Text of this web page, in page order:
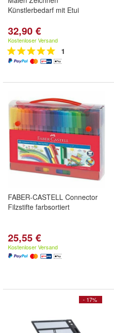
Künstlerbedarf mit Etui
32,90 €
Kostenloser Versand
1
FABER-CASTELL Connector
Filzstifte farbsortiert
25,55 €
Kostenloser Versand
- 17%